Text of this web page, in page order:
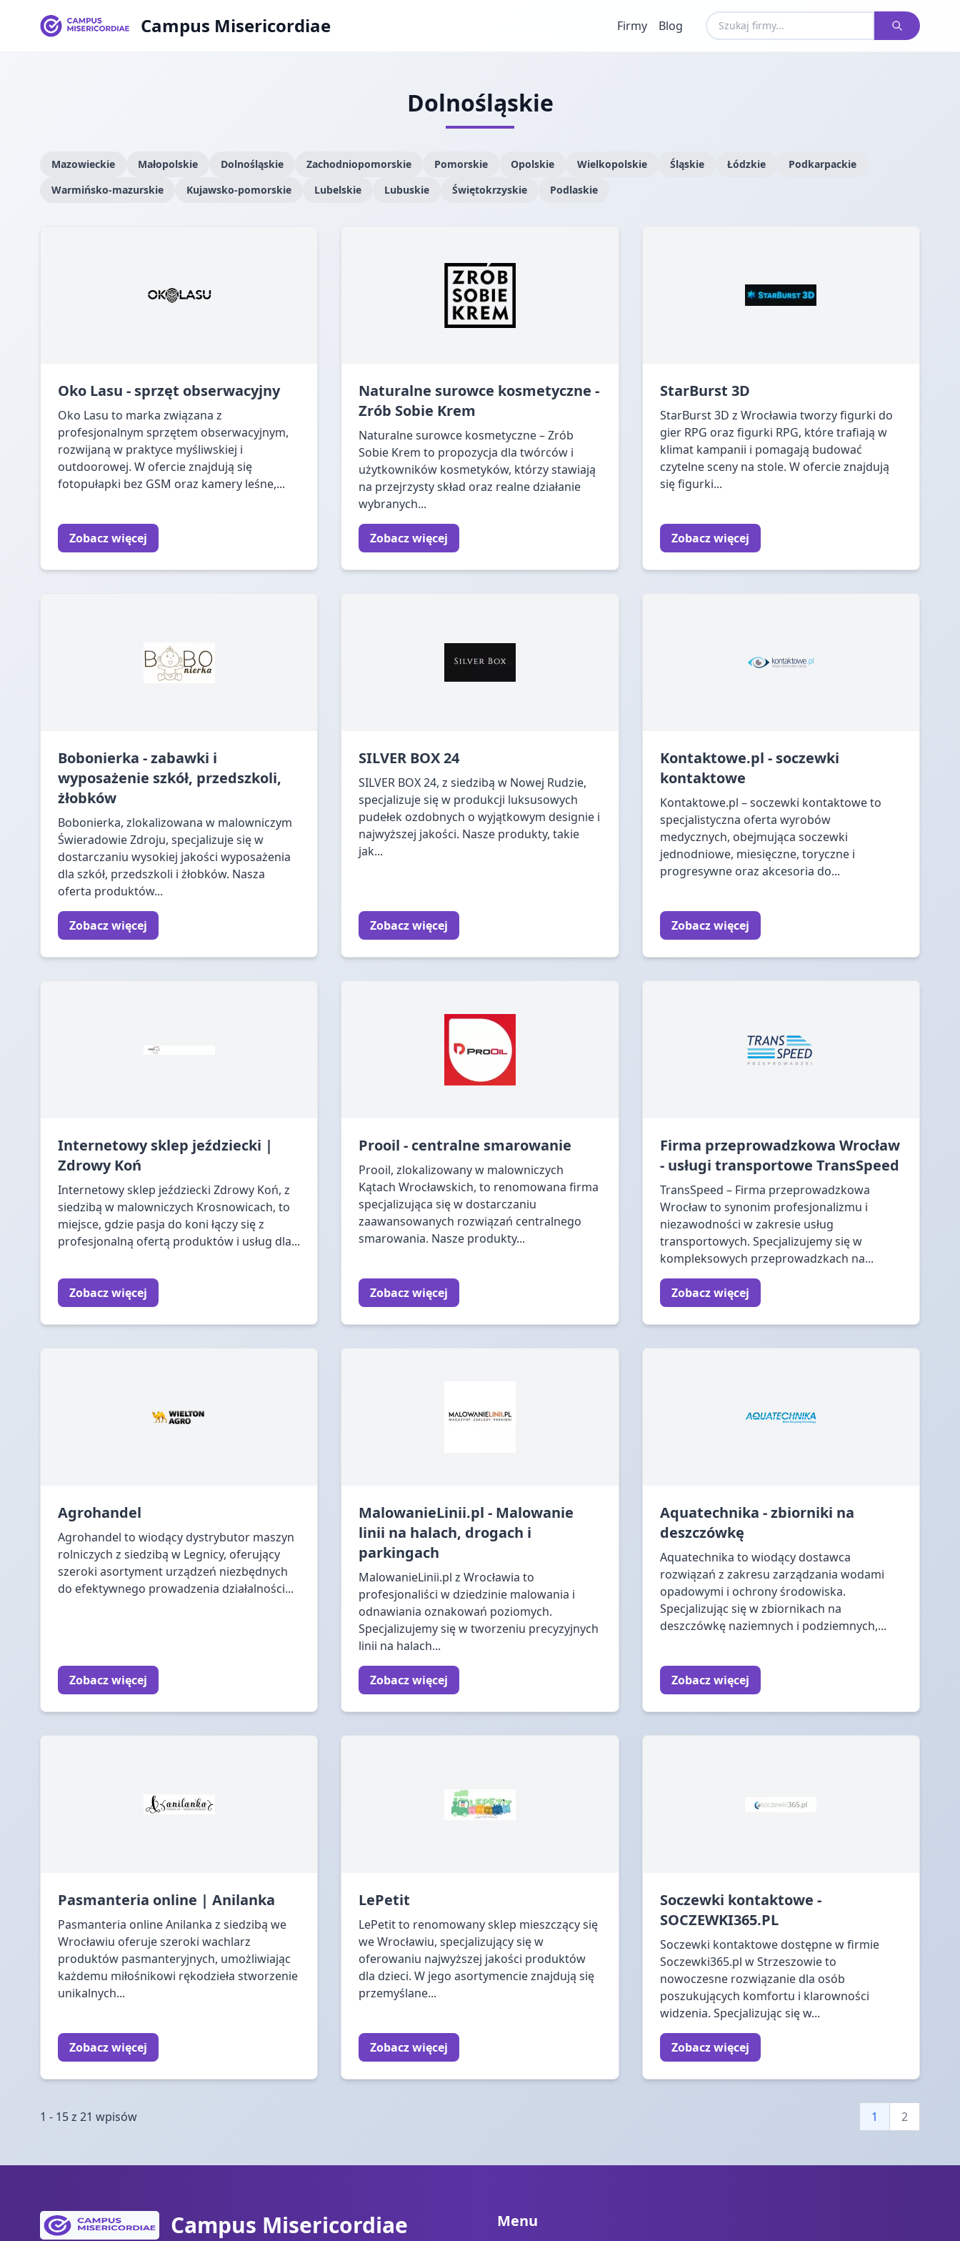
Campus Misericordiae Firmy Blog
Dolnośląskie
Mazowieckie Małopolskie Dolnośląskie Zachodniopomorskie Pomorskie Opolskie Wielkopolskie Śląskie Łódzkie
Podkarpackie
Warmińsko-mazurskie
Kujawsko-pomorskie Lubelskie Lubuskie Świętokrzyskie Podlaskie
Oko Lasu - sprzęt obserwacyjny
Oko Lasu to marka związana z
profesjonalnym sprzętem obserwacyjnym,
rozwijaną w praktyce myśliwskiej i
outdoorowej. W ofercie znajdują się
fotopułapki bez GSM oraz kamery leśne,...
Zobacz więcej
Naturalne surowce kosmetyczne -
Zrób Sobie Krem
Naturalne surowce kosmetyczne – Zrób
Sobie Krem to propozycja dla twórców i
użytkowników kosmetyków, którzy stawiają
na przejrzysty skład oraz realne działanie
wybranych...
Zobacz więcej
StarBurst 3D
StarBurst 3D z Wrocławia tworzy figurki do
gier RPG oraz figurki RPG, które trafiają w
klimat kampanii i pomagają budować
czytelne sceny na stole. W ofercie znajdują
się figurki...
Zobacz więcej
Bobonierka - zabawki i
wyposażenie szkół, przedszkoli,
żłobków
Bobonierka, zlokalizowana w malowniczym
Świeradowie Zdroju, specjalizuje się w
dostarczaniu wysokiej jakości wyposażenia
dla szkół, przedszkoli i żłobków. Nasza
oferta produktów...
Zobacz więcej
SILVER BOX 24
SILVER BOX 24, z siedzibą w Nowej Rudzie,
specjalizuje się w produkcji luksusowych
pudełek ozdobnych o wyjątkowym designie i
najwyższej jakości. Nasze produkty, takie
jak...
Zobacz więcej
Kontaktowe.pl - soczewki
kontaktowe
Kontaktowe.pl – soczewki kontaktowe to
specjalistyczna oferta wyrobów
medycznych, obejmująca soczewki
jednodniowe, miesięczne, toryczne i
progresywne oraz akcesoria do...
Zobacz więcej
Internetowy sklep jeździecki |
Zdrowy Koń
Internetowy sklep jeździecki Zdrowy Koń, z
siedzibą w malowniczych Krosnowicach, to
miejsce, gdzie pasja do koni łączy się z
profesjonalną ofertą produktów i usług dla...
Zobacz więcej
Prooil - centralne smarowanie
Prooil, zlokalizowany w malowniczych
Kątach Wrocławskich, to renomowana firma
specjalizująca się w dostarczaniu
zaawansowanych rozwiązań centralnego
smarowania. Nasze produkty...
Zobacz więcej
Firma przeprowadzkowa Wrocław
- usługi transportowe TransSpeed
TransSpeed – Firma przeprowadzkowa
Wrocław to synonim profesjonalizmu i
niezawodności w zakresie usług
transportowych. Specjalizujemy się w
kompleksowych przeprowadzkach na...
Zobacz więcej
Agrohandel
Agrohandel to wiodący dystrybutor maszyn
rolniczych z siedzibą w Legnicy, oferujący
szeroki asortyment urządzeń niezbędnych
do efektywnego prowadzenia działalności...
Zobacz więcej
MalowanieLinii.pl - Malowanie
linii na halach, drogach i
parkingach
MalowanieLinii.pl z Wrocławia to
profesjonaliści w dziedzinie malowania i
odnawiania oznakowań poziomych.
Specjalizujemy się w tworzeniu precyzyjnych
linii na halach...
Zobacz więcej
Aquatechnika - zbiorniki na
deszczówkę
Aquatechnika to wiodący dostawca
rozwiązań z zakresu zarządzania wodami
opadowymi i ochrony środowiska.
Specjalizując się w zbiornikach na
deszczówkę naziemnych i podziemnych,...
Zobacz więcej
Pasmanteria online | Anilanka
Pasmanteria online Anilanka z siedzibą we
Wrocławiu oferuje szeroki wachlarz
produktów pasmanteryjnych, umożliwiając
każdemu miłośnikowi rękodzieła stworzenie
unikalnych...
Zobacz więcej
LePetit
LePetit to renomowany sklep mieszczący się
we Wrocławiu, specjalizujący się w
oferowaniu najwyższej jakości produktów
dla dzieci. W jego asortymencie znajdują się
przemyślane...
Zobacz więcej
Soczewki kontaktowe -
SOCZEWKI365.PL
Soczewki kontaktowe dostępne w firmie
Soczewki365.pl w Strzeszowie to
nowoczesne rozwiązanie dla osób
poszukujących komfortu i klarowności
widzenia. Specjalizując się w...
Zobacz więcej
1 - 15 z 21 wpisów 1 2
Campus Misericordiae Menu